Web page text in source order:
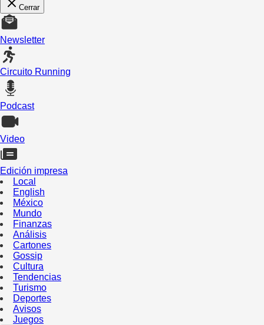
Cerrar
Newsletter
Circuito Running
Podcast
Video
Edición impresa
Local
English
México
Mundo
Finanzas
Análisis
Cartones
Gossip
Cultura
Tendencias
Turismo
Deportes
Avisos
Juegos